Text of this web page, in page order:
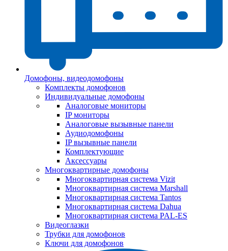
Домофоны, видеодомофоны
Комплекты домофонов
Индивидуальные домофоны
Аналоговые мониторы
IP мониторы
Аналоговые вызывные панели
Аудиодомофоны
IP вызывные панели
Комплектующие
Аксессуары
Многоквартирные домофоны
Многоквартирная система Vizit
Многоквартирная система Marshall
Многоквартирная система Tantos
Многоквартирная система Dahua
Многоквартирная система PAL-ES
Видеоглазки
Трубки для домофонов
Ключи для домофонов